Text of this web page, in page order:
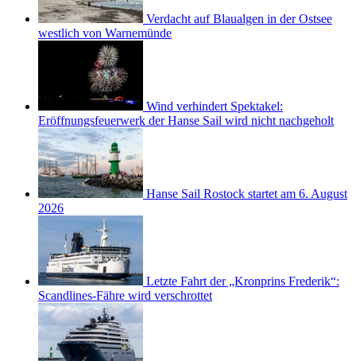
Verdacht auf Blaualgen in der Ostsee
westlich von Warnemünde
Wind verhindert Spektakel:
Eröffnungsfeuerwerk der Hanse Sail wird nicht nachgeholt
Hanse Sail Rostock startet am 6. August
2026
Letzte Fahrt der „Kronprins Frederik“:
Scandlines-Fähre wird verschrottet